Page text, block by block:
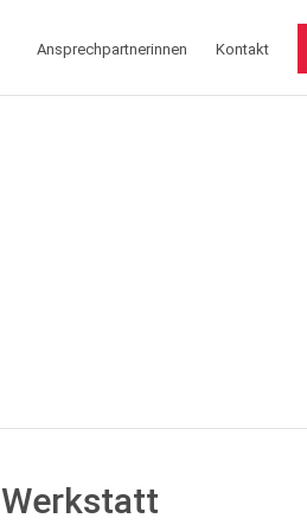
Ansprechpartnerinnen Kontakt